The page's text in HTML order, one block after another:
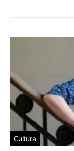
Cultura